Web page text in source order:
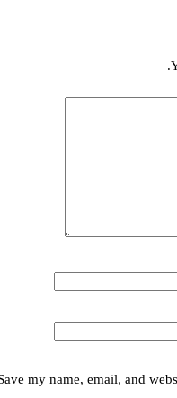
Save my name, email,